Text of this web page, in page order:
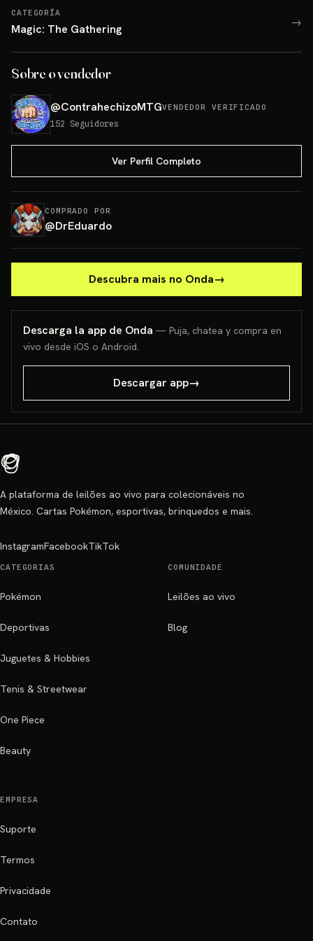
CATEGORÍA
Magic: The Gathering →
Sobre o vendedor
@ContrahechizoMTGVENDEDOR VERIFICADO
152 Seguidores
Ver Perfil Completo
COMPRADO POR
@DrEduardo
Descubra mais no Onda→
Descarga la app de Onda — Puja, chatea y compra en
vivo desde iOS o Android.
Descargar app→
A plataforma de leilões ao vivo para colecionáveis no
México. Cartas Pokémon, esportivas, brinquedos e mais.
InstagramFacebookTikTok
CATEGORIAS
Pokémon
Deportivas
Juguetes & Hobbies
Tenis & Streetwear
One Piece
Beauty
COMUNIDADE
Leilões ao vivo
Blog
EMPRESA
Suporte
Termos
Privacidade
Contato